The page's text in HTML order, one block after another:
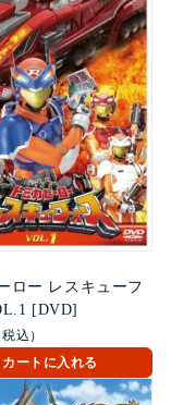
ロー レスキューフ
[DVD]
込）
カートに入れる